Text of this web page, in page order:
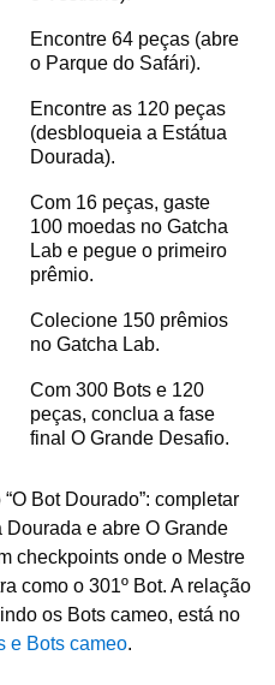
Encontre 64 peças (abre
o Parque do Safári).
Encontre as 120 peças
(desbloqueia a Estátua
Dourada).
Com 16 peças, gaste
100 moedas no Gatcha
Lab e pegue o primeiro
prêmio.
Colecione 150 prêmios
no Gatcha Lab.
Com 300 Bots e 120
peças, conclua a fase
final O Grande Desafio.
Bot Dourado”: completar
e abre O Grande
checkpoints onde o Mestre
como o 301º Bot. A relação
os Bots cameo, está no
e Bots cameo.